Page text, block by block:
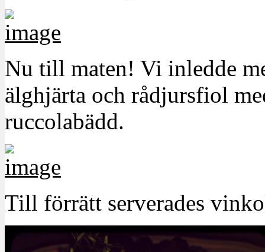
Nu till maten! Vi inledde
älghjärta och rådjursfiol
ruccolabädd.
Till förrätt serverades